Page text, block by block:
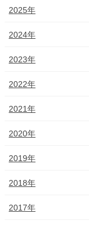
2025年
2024年
2023年
2022年
2021年
2020年
2019年
2018年
2017年